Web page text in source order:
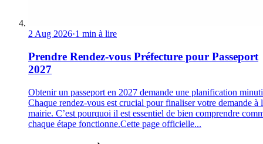
2 Aug 2026·1 min à lire
Prendre Rendez-vous Préfecture pour Passeport
2027
Obtenir un passeport en 2027 demande une planification
Chaque rendez-vous est crucial pour finaliser votre demande à
mairie. C’est pourquoi il est essentiel de bien comprendre
chaque étape fonctionne.Cette page officielle...